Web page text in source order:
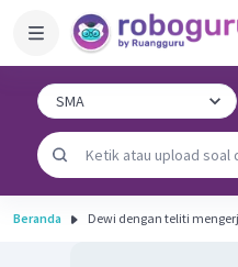
Beranda Dewi dengan teliti